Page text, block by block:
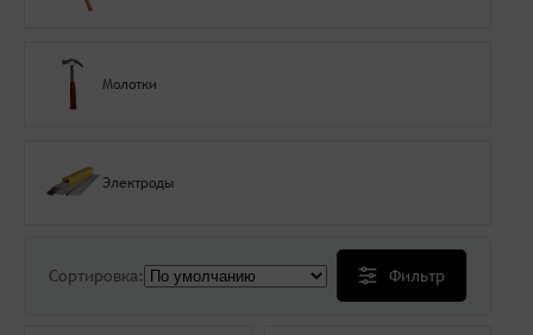
Молотки
Электроды
Фильтр
Сортировка: